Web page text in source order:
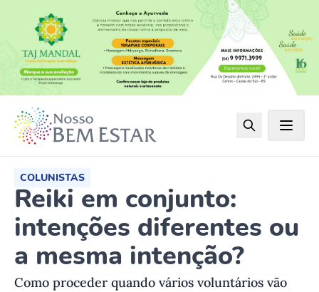
COLUNISTAS
Reiki em conjunto:
intenções diferentes ou
a mesma intenção?
Como proceder quando vários voluntários vão